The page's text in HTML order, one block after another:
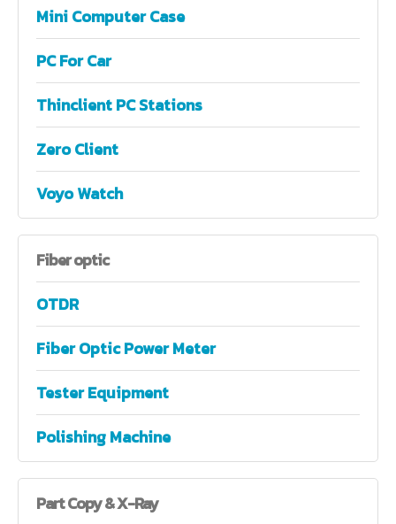
Mini Computer Case
PC For Car
Thinclient PC Stations
Zero Client
Voyo Watch
Fiberoptic
OTDR
Fiber Optic Power Meter
Tester Equipment
Polishing Machine
PartCopy & X-Ray